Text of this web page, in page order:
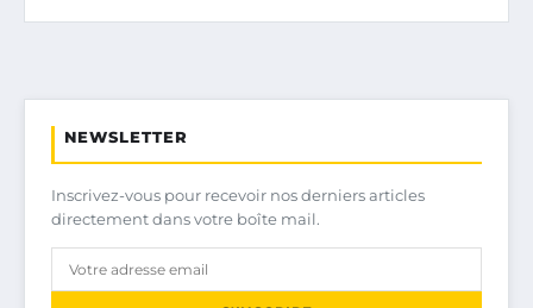
NEWSLETTER
Inscrivez-vous pour recevoir nos derniers articles
directement dans votre boîte mail.